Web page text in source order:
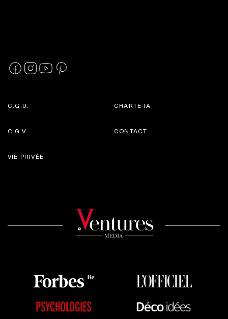
C.G.U.
C.G.V.
CHARTE IA
CONTACT
VIE PRIVÉE